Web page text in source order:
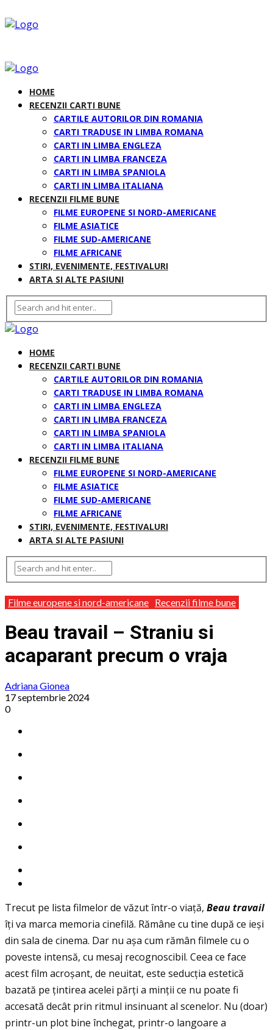
HOME
RECENZII CARTI BUNE
CARTILE AUTORILOR DIN ROMANIA
CARTI TRADUSE IN LIMBA ROMANA
CARTI IN LIMBA ENGLEZA
CARTI IN LIMBA FRANCEZA
CARTI IN LIMBA SPANIOLA
CARTI IN LIMBA ITALIANA
RECENZII FILME BUNE
FILME EUROPENE SI NORD-AMERICANE
FILME ASIATICE
FILME SUD-AMERICANE
FILME AFRICANE
STIRI, EVENIMENTE, FESTIVALURI
ARTA SI ALTE PASIUNI
HOME
RECENZII CARTI BUNE
CARTILE AUTORILOR DIN ROMANIA
CARTI TRADUSE IN LIMBA ROMANA
CARTI IN LIMBA ENGLEZA
CARTI IN LIMBA FRANCEZA
CARTI IN LIMBA SPANIOLA
CARTI IN LIMBA ITALIANA
RECENZII FILME BUNE
FILME EUROPENE SI NORD-AMERICANE
FILME ASIATICE
FILME SUD-AMERICANE
FILME AFRICANE
STIRI, EVENIMENTE, FESTIVALURI
ARTA SI ALTE PASIUNI
Filme europene si nord-americane Recenzii filme bune
Beau travail – Straniu si
acaparant precum o vraja
Adriana Gionea
17 septembrie 2024
0
Trecut pe lista filmelor de văzut într-o viață, Beau travail
îţi va marca memoria cinefilă. Rămâne cu tine după ce ieși
din sala de cinema. Dar nu așa cum rămân filmele cu o
poveste intensă, cu mesaj recognoscibil. Ceea ce face
acest film acroșant, de neuitat, este seducția estetică
bazată pe ţintirea acelei părți a minții ce nu poate fi
accesată decât prin ritmul insinuant al scenelor. Nu (doar)
printr-un plot bine închegat, printr-o langoare a